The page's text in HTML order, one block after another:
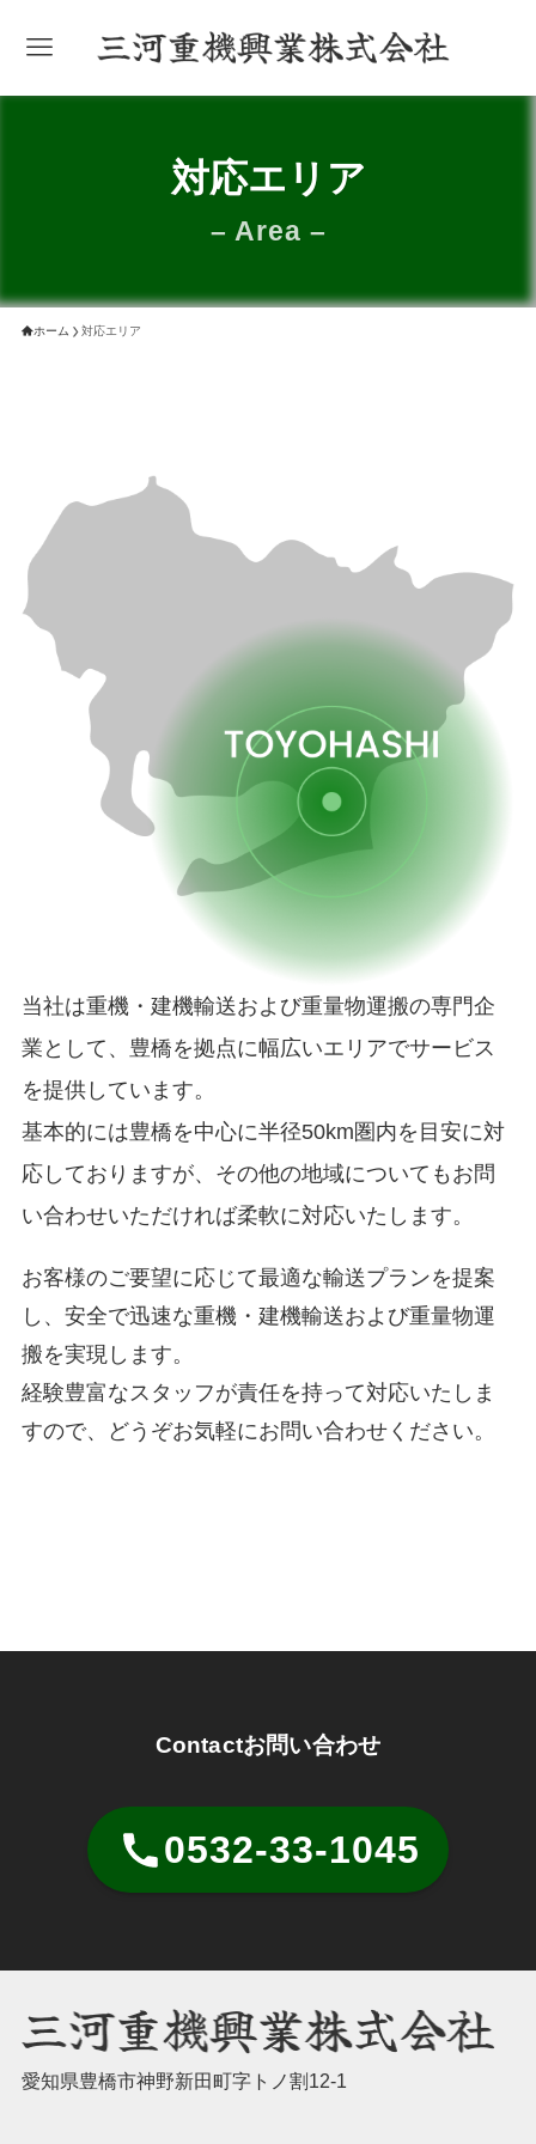
対応エリア
– Area –
ホーム 対応エリア
当社は重機・建機輸送および重量物運搬の専門企
業として、豊橋を拠点に幅広いエリアでサービス
を提供しています。
基本的には豊橋を中心に半径50km圏内を目安に対
応しておりますが、その他の地域についてもお問
い合わせいただければ柔軟に対応いたします。
お客様のご要望に応じて最適な輸送プランを提案
し、安全で迅速な重機・建機輸送および重量物運
搬を実現します。
経験豊富なスタッフが責任を持って対応いたしま
すので、どうぞお気軽にお問い合わせください。
Contactお問い合わせ
0532-33-1045
愛知県豊橋市神野新田町字トノ割12-1